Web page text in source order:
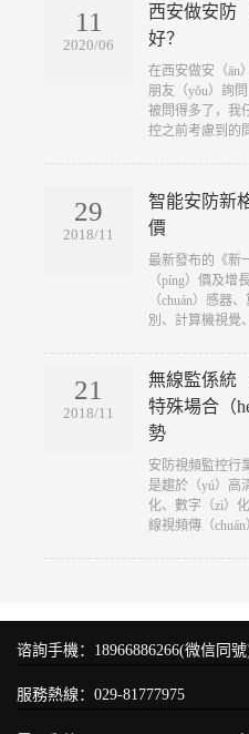
11
2020/06
西安做安防
好？
在西安做安（ān
朋友（yǒu）詢
被問得多了，我
控之前考慮到的
29
2018/11
智能安防新
價
最新發布的《新
（píng）價及增
（chuán）感器
別、計算機視覺
21
2018/11
無線監係統
特殊場合（
勢
安防視頻監控行
是趨於（yú）高
化、數字（zì）
線視頻傳（chuán
谘詢手機：18966886266(微信同號
服務熱線：029-81777975